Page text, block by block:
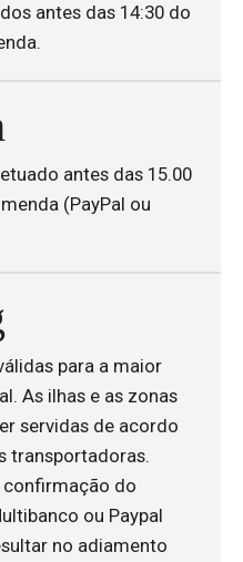
antes das 14:30 do
antes das 15.00
(PayPal ou
para a maior
As ilhas e as zonas
servidas de acordo
transportadoras.
do
ou Paypal
no adiamento